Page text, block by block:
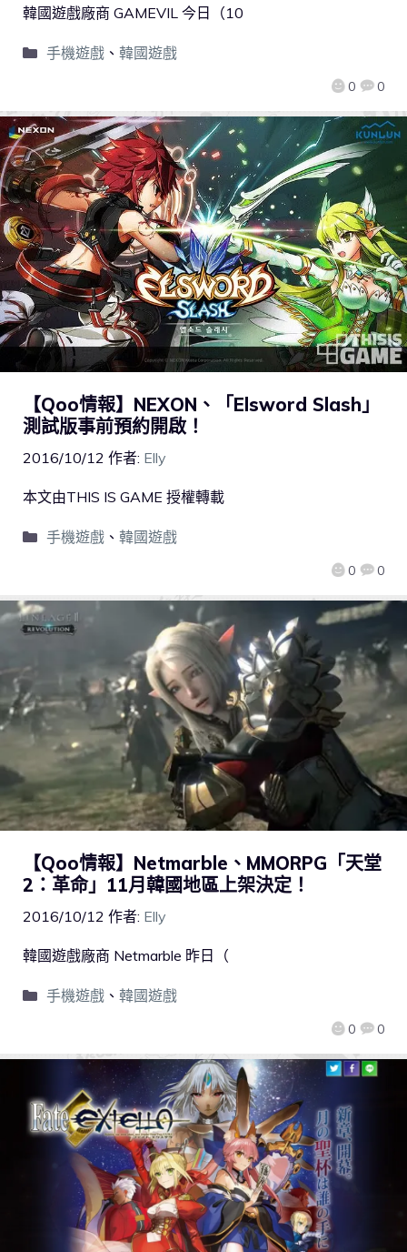
0 0
韓國遊戲廠商 GAMEVIL 今日（10
手機遊戲、 韓國遊戲
【Qoo情報】NEXON、「Elsword Slash」
測試版事前預約開啟！
2016/10/12 作者: Elly
0 0
本文由THIS IS GAME 授權轉載
手機遊戲、 韓國遊戲
【Qoo情報】Netmarble、MMORPG「天堂
2：革命」11月韓國地區上架決定！
2016/10/12 作者: Elly
0 0
韓國遊戲廠商 Netmarble 昨日（
手機遊戲、 韓國遊戲